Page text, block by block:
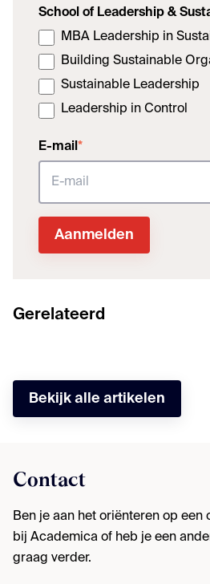
School of Leadership &
MBA Leadership in
Building Sustainable
Sustainable Leadership
Leadership in Control
E-mail *
Gerelateerd
Bekijk alle artikelen
Contact
Ben je aan het oriënteren op een
bij Academica of heb je een
graag verder.